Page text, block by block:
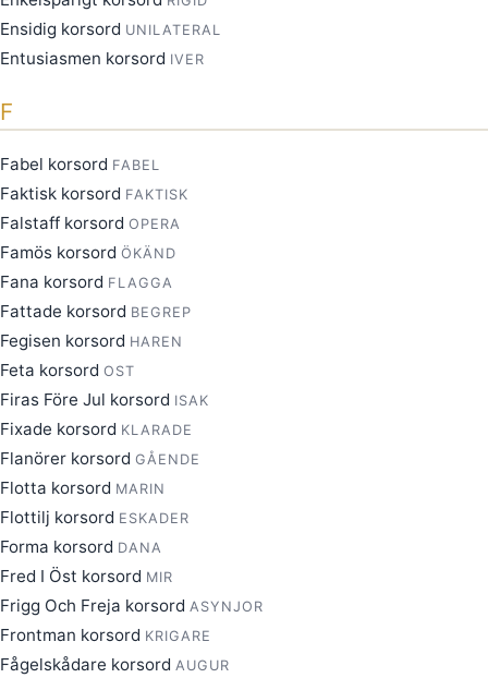
Ensidig korsord UNILATERAL
Entusiasmen korsord IVER
F
Fabel korsord FABEL
Faktisk korsord FAKTISK
Falstaff korsord OPERA
Famös korsord ÖKÄND
Fana korsord FLAGGA
Fattade korsord BEGREP
Fegisen korsord HAREN
Feta korsord OST
Firas Före Jul korsord ISAK
Fixade korsord KLARADE
Flanörer korsord GÅENDE
Flotta korsord MARIN
Flottilj korsord ESKADER
Forma korsord DANA
Fred I Öst korsord MIR
Frigg Och Freja korsord ASYNJOR
Frontman korsord KRIGARE
Fågelskådare korsord AUGUR